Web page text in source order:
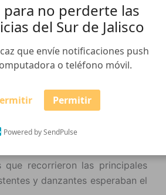
para no perderte las
del Sur de Jalisco
que envíe notificaciones push
o teléfono móvil.
Permitir
Powered by SendPulse
con el XXI Encuentro
invitada de honor Rigoberta
lucha por los derechos
1992.
recorrieron las principales
y danzantes esperaban el